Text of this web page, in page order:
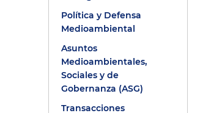
Política y Defensa
Medioambiental
Asuntos
Medioambientales,
Sociales y de
Gobernanza (ASG)
Transacciones